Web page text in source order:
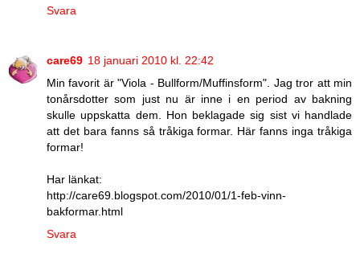
Svara
care69 18 januari 2010 kl. 22:42
Min favorit är "Viola - Bullform/Muffinsform". Jag tror att min
tonårsdotter som just nu är inne i en period av bakning
skulle uppskatta dem. Hon beklagade sig sist vi handlade
att det bara fanns så tråkiga formar. Här fanns inga tråkiga
formar!
Har länkat:
http://care69.blogspot.com/2010/01/1-feb-vinn-
bakformar.html
Svara